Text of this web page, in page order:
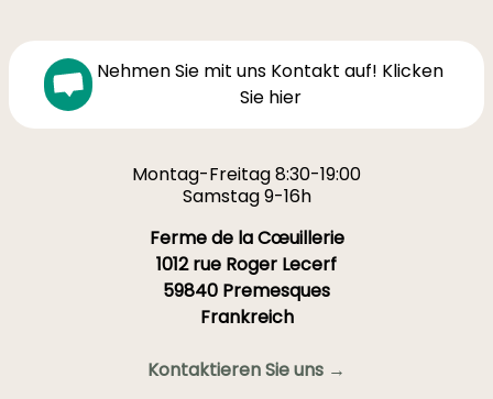
Nehmen Sie mit uns Kontakt auf! Klicken
Sie hier
Montag-Freitag 8:30-19:00
Samstag 9-16h
Ferme de la Cœuillerie
1012 rue Roger Lecerf
59840 Premesques
Frankreich
Kontaktieren Sie uns →